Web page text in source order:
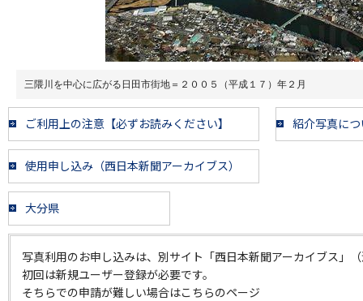
三隈川を中心に広がる日田市街地＝２００５（平成１７）年２月
ご利用上の注意【必ずお読みください】 紹介写真に
使用申し込み（西日本新聞アーカイブス）
大分県
写真利用のお申し込みは、別サイト「西日本新聞アーカイブス」
初回は新規ユーザー登録が必要です。
そちらでの申請が難しい場合はこちらのページ